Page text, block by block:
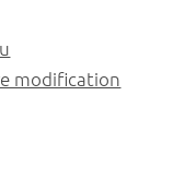
modification